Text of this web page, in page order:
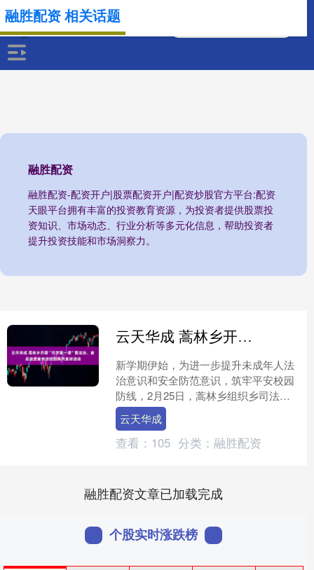
融胜配资
融胜配资-配资开户|股票配资开户|配资炒股官方平台:配资
天眼平台拥有丰富的投资教育资源，为投资者提供股票投
资知识、市场动态、行业分析等多元化信息，帮助投资者
提升投资技能和市场洞察力。
融胜配资 相关话题
云天华成 蒿林乡开展“开学第一课”暨法治、食品安全宣传进校园系列宣讲活动
新学期伊始，为进一步提升未成年人法
治意识和安全防范意识，筑牢平安校园
防线，2月25日，蒿林乡组织乡司法
所、市场监督管理所、派出所、卫生院
等部门走进蒿林乡九年制学....
云天华成
查看： 105 分类： 融胜配资
融胜配资文章已加载完成
个股实时涨跌榜